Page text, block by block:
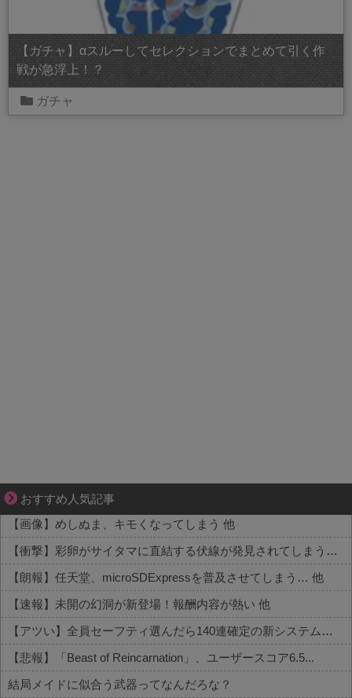
【ガチャ】αスルーしてセレクションでまとめて引く作
戦が急浮上！？
ガチャ
おすすめ人気記事
分かり合えているはずの夫が、一番遠い
【画像】めしぬま、キモくなってしまう 他
【衝撃】彩卵がサイタマに直結する伏線が発見されてしまうｗｗｗ 他
【朗報】任天堂、microSDExpressを普及させてしまう… 他
【速報】未開の幻洞が新登場！報酬内容が熱い 他
【アツい】全員セーフティ選んだら140連確定の新システムが話題 他
【悲報】「Beast of Reincarnation」、ユーザースコア6.5...
結局メイドに似合う武器ってなんだろな？